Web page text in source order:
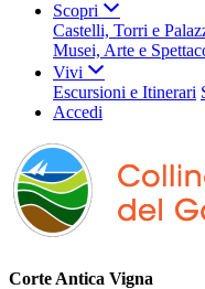
Scopri
Castelli, Torri e
Musei, Arte e
Vivi
Escursioni e Itinerari
Accedi
Corte Antica Vigna